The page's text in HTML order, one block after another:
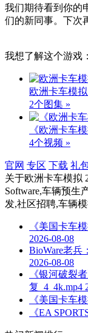
我们期待看到你的
们的新同事。下次
我想了解这个游戏：
欧洲卡车模
2个图集 »
《欧洲卡车
4个视频 »
官网 专区 下载 礼
关于欧洲卡车模拟
Software,车辆预生
发,社区招聘,车辆
《美国卡车
2026-08-08
BioWare老兵
2026-08-08
《银河破裂
复_4_4k.mp4
《美国卡车
《EA